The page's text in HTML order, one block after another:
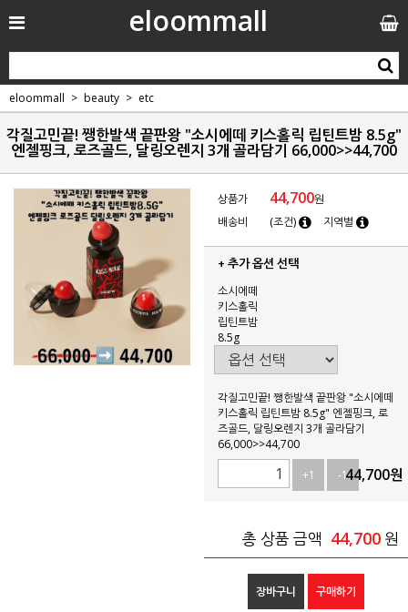
eloommall
eloommall beauty etc
각질고민끝! 쨍한발색 끝판왕 "소시에떼 키스홀릭 립틴트밤 8.5g"
엔젤핑크, 로즈골드, 달링오렌지 3개 골라담기 66,000>>44,700
상품가 44,700원
배송비
(조건) 지역별
+ 추가 옵션 선택
소시에떼
키스홀릭
립틴트밤
8.5g
각질고민끝! 쨍한발색 끝판왕 "소시에떼
키스홀릭 립틴트밤 8.5g" 엔젤핑크, 로
즈골드, 달링오렌지 3개 골라담기
66,000>>44,700
+1
-144,700원
총 상품 금액 44,700 원
장바구니 구매하기